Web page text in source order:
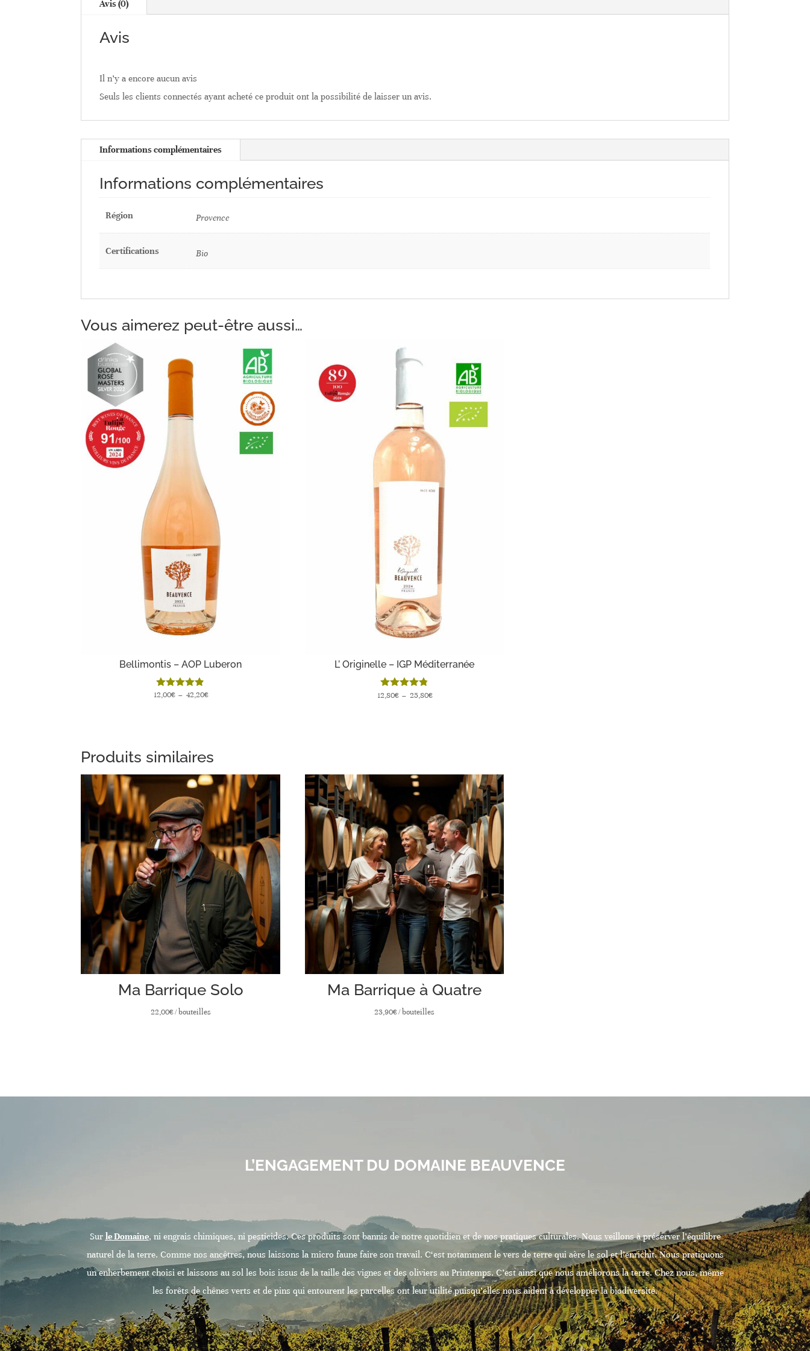
Avis (0)
Avis
Il n’y a encore aucun avis
Seuls les clients connectés ayant acheté ce produit ont la possibilité de laisser un avis.
Informations complémentaires
Informations complémentaires
Région Provence
Certifications Bio
Vous aimerez peut-être aussi…
Bellimontis – AOP Luberon
Note
12,00€ – 42,20€Plage
42,20€
L’ Originelle – IGP Méditerranée
Note
12,80€ – 25,80€Plage
Produits similaires
Ma Barrique Solo
22,00€/ bouteilles
Ma Barrique à Quatre
23,90€/ bouteilles
L’ENGAGEMENT DU DOMAINE BEAUVENCE
Sur leDomaine, ni engrais chimiques, ni pesticides. Ces produits sont bannis de notre quotidien et de nos pratiques culturales. Nous veillons à préserver l’équilibre
naturel de la terre. Comme nos ancêtres, nous laissons la micro faune faire son travail. C‘est notamment le vers de terre qui aère le sol et l’enrichit. Nous pratiquons
un enherbement choisi et laissons au sol les bois issus de la taille des vignes et des oliviers au Printemps. C’est ainsi que nous améliorons la terre. Chez nous, même
les forêts de chênes verts et de pins qui entourent les parcelles ont leur utilité puisqu’elles nous aident à développer la biodiversité.